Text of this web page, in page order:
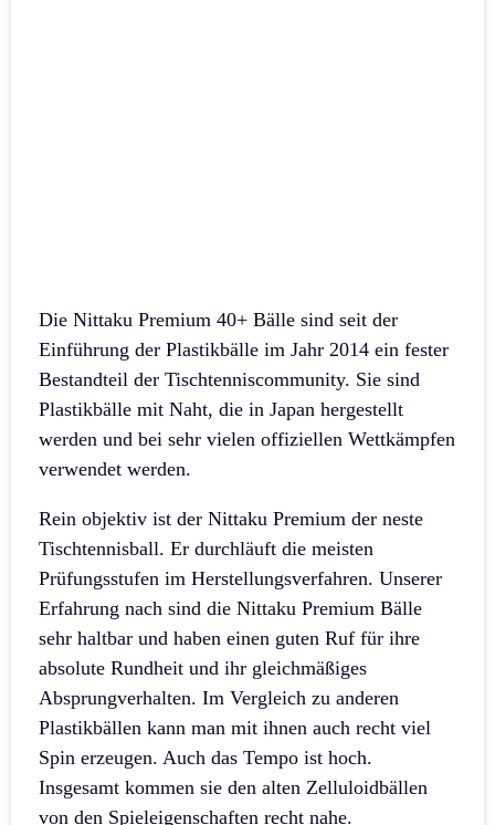
Die Nittaku Premium 40+ Bälle sind seit der
Einführung der Plastikbälle im Jahr 2014 ein fester
Bestandteil der Tischtenniscommunity. Sie sind
Plastikbälle mit Naht, die in Japan hergestellt
werden und bei sehr vielen offiziellen Wettkämpfen
verwendet werden.
Rein objektiv ist der Nittaku Premium der neste
Tischtennisball. Er durchläuft die meisten
Prüfungsstufen im Herstellungsverfahren. Unserer
Erfahrung nach sind die Nittaku Premium Bälle
sehr haltbar und haben einen guten Ruf für ihre
absolute Rundheit und ihr gleichmäßiges
Absprungverhalten. Im Vergleich zu anderen
Plastikbällen kann man mit ihnen auch recht viel
Spin erzeugen. Auch das Tempo ist hoch.
Insgesamt kommen sie den alten Zelluloidbällen
von den Spieleigenschaften recht nahe.